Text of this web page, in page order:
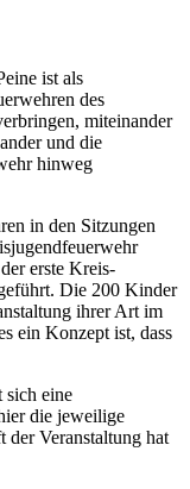
ist als
des
miteinander
und die
hinweg
in den Sitzungen
erste Kreis-
Die 200 Kinder
ihrer Art im
ein Konzept ist, dass
sich eine
die jeweilige
Veranstaltung hat